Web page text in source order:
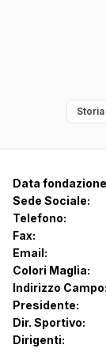
Data
Sede Sociale:
Telefono:
Fax:
Email:
Colori Maglia:
Indirizzo Campo:
Presidente:
Dir. Sportivo:
Dirigenti: